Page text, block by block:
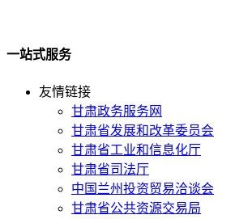
一站式服务
友情链接
甘肃政务服务网
甘肃省发展和改革委员会
甘肃省工业和信息化厅
甘肃省司法厅
中国兰州投资贸易洽谈会
甘肃省公共资源交易局